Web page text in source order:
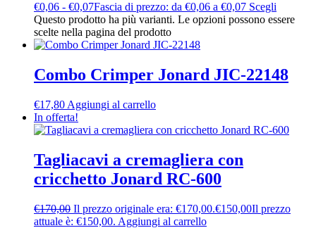
€0,06 - €0,07Fascia di prezzo: da €0,06 a €0,07 Scegli
Questo prodotto ha più varianti. Le opzioni possono essere
scelte nella pagina del prodotto
Combo Crimper Jonard JIC-22148
€17,80 Aggiungi al carrello
In offerta!
Tagliacavi a cremagliera con
cricchetto Jonard RC-600
€170,00 Il prezzo originale era: €170,00.€150,00Il prezzo
attuale è: €150,00. Aggiungi al carrello